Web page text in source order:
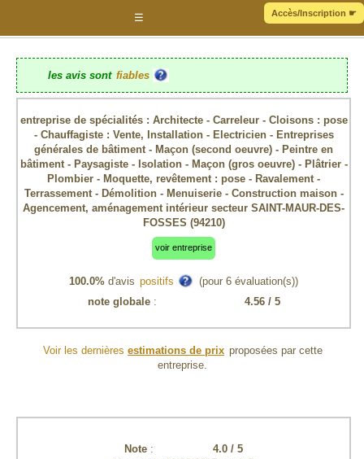
Accès/Inscription ☛
☰
les avis sont fiables
entreprise de spécialités : Architecte - Carreleur - Cloisons : pose
- Chauffagiste : Vente, Installation - Electricien - Entreprises
générales de bâtiment - Maçon (second oeuvre) - Peintre en
bâtiment - Paysagiste - Isolation - Maçon (gros oeuvre) - Plâtrier -
Plombier - Moquette, revêtement : pose - Ravalement -
Terrassement - Démolition - Menuiserie - Construction maison -
Agencement, aménagement intérieur secteur SAINT-MAUR-DES-
FOSSES (94210)
voir entreprise
100.0% d'avis positifs (pour 6évaluation(s))
note globale: 4.56/ 5
Voir les dernières estimations de prix proposées par cette
entreprise.
Note : 4.0 / 5